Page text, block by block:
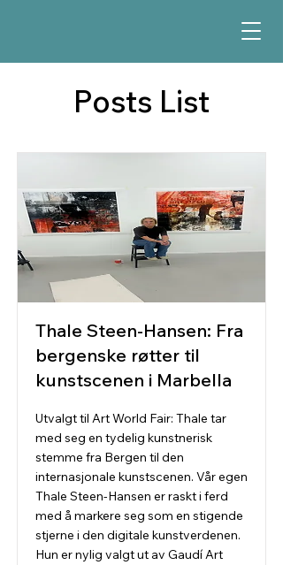
Posts List
Thale Steen-Hansen: Fra
bergenske røtter til
kunstscenen i Marbella
Utvalgt til Art World Fair: Thale tar
med seg en tydelig kunstnerisk
stemme fra Bergen til den
internasjonale kunstscenen. Vår egen
Thale Steen-Hansen er raskt i ferd
med å markere seg som en stigende
stjerne i den digitale kunstverdenen.
Hun er nylig valgt ut av Gaudí Art